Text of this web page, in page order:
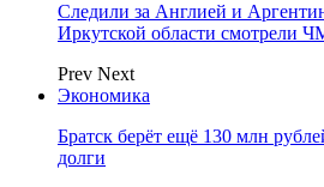
Следили за Англией и
Иркутской области смотрели
Prev Next
Экономика
Братск берёт ещё 130 млн
долги